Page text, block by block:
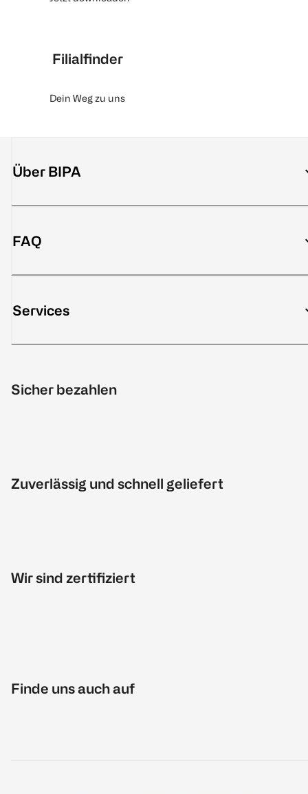
Filialfinder
Dein Weg zu uns
Über BIPA
FAQ
Services
Sicher bezahlen
Zuverlässig und schnell geliefert
Wir sind zertifiziert
Finde uns auch auf